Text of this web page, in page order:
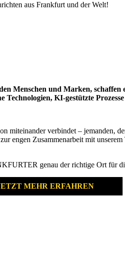
aus Frankfurt und der Welt!
und Marken, schaffen
KI-gestützte
miteinander verbindet – jemanden,
engen Zusammenarbeit mit
genau der richtige Ort für
MEHR ERFAHREN